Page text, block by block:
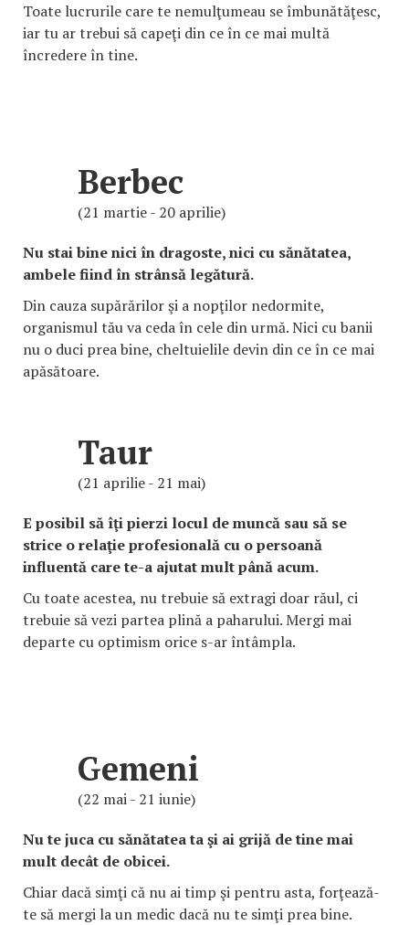
Toate lucrurile care te nemulţumeau se îmbunătăţesc,
iar tu ar trebui să capeţi din ce în ce mai multă
încredere în tine.
Berbec
(21 martie - 20 aprilie)
Nu stai bine nici în dragoste, nici cu sănătatea,
ambele fiind în strânsă legătură.
Din cauza supărărilor şi a nopţilor nedormite,
organismul tău va ceda în cele din urmă. Nici cu banii
nu o duci prea bine, cheltuielile devin din ce în ce mai
apăsătoare.
Taur
(21 aprilie - 21 mai)
E posibil să îţi pierzi locul de muncă sau să se
strice o relaţie profesională cu o persoană
influentă care te-a ajutat mult până acum.
Cu toate acestea, nu trebuie să extragi doar răul, ci
trebuie să vezi partea plină a paharului. Mergi mai
departe cu optimism orice s-ar întâmpla.
Gemeni
(22 mai - 21 iunie)
Nu te juca cu sănătatea ta şi ai grijă de tine mai
mult decât de obicei.
Chiar dacă simţi că nu ai timp şi pentru asta, forţează-
te să mergi la un medic dacă nu te simţi prea bine.